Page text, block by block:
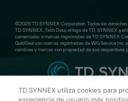
©2026 TD SYNNEX Corporation. Todos los
TD SYNNEX, Tech Data, el logo de TD, SYNNEX y
comerciales o marcas registradas de TD SYNNEX
GoldSeal son marcas registradas de WG Service Inc.
nombres y marcas son propiedad de sus respectivos
TD SYNNEX utiliza cookies para